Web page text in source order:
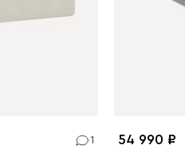
1 54 990